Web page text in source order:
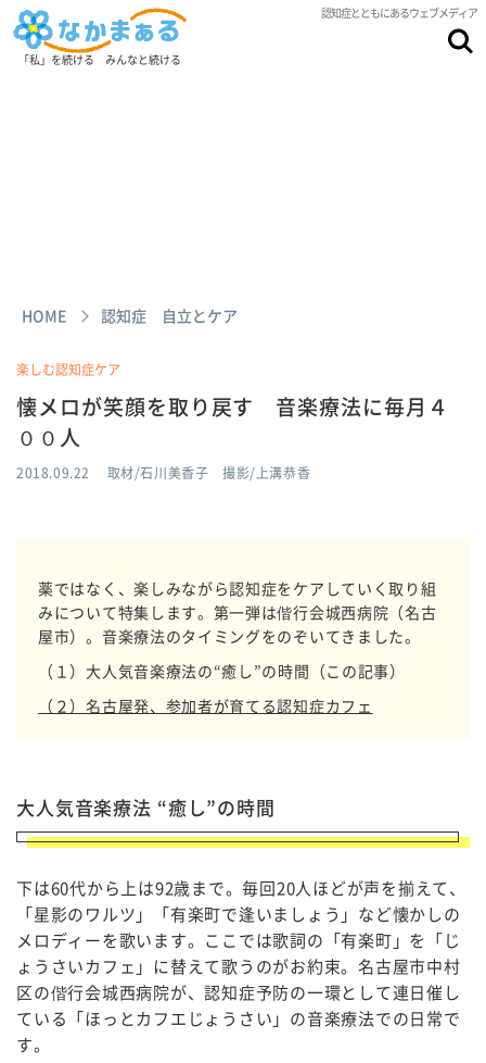
認知症とともにあるウェブメディア
「私」を続ける みんなと続ける
HOME 認知症 自立とケア
楽しむ認知症ケア
懐メロが笑顔を取り戻す 音楽療法に毎月４
００人
2018.09.22 取材/石川美香子 撮影/上溝恭香
薬ではなく、楽しみながら認知症をケアしていく取り組
みについて特集します。第一弾は偕行会城西病院（名古
屋市）。音楽療法のタイミングをのぞいてきました。
（１）大人気音楽療法の“癒し”の時間（この記事）
（２）名古屋発、参加者が育てる認知症カフェ
大人気音楽療法 “癒し”の時間
下は60代から上は92歳まで。毎回20人ほどが声を揃えて、
「星影のワルツ」「有楽町で逢いましょう」など懐かしの
メロディーを歌います。ここでは歌詞の「有楽町」を「じ
ょうさいカフェ」に替えて歌うのがお約束。名古屋市中村
区の偕行会城西病院が、認知症予防の一環として連日催し
ている「ほっとカフエじょうさい」の音楽療法での日常で
す。